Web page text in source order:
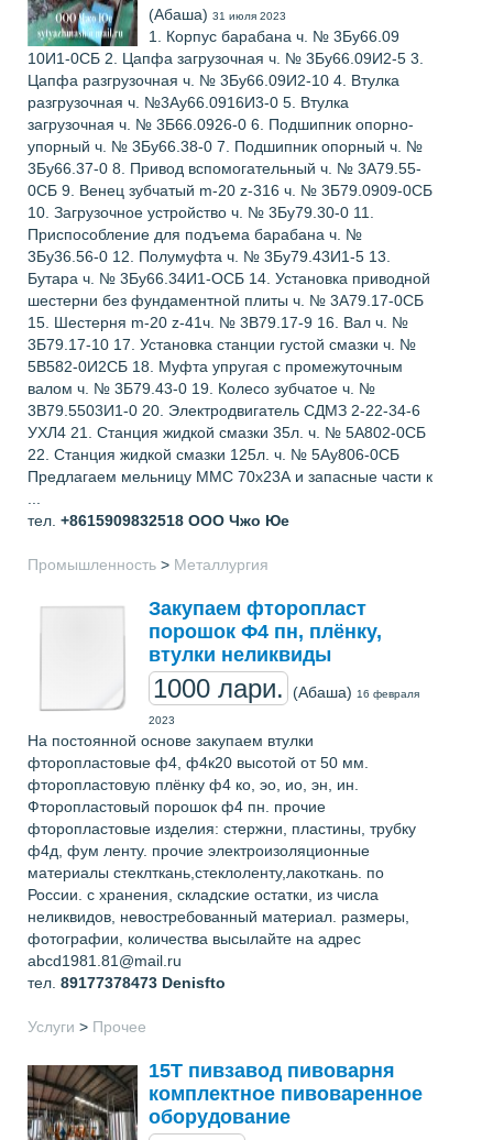
(Абаша) 31 июля 2023
1. Корпус барабана ч. № 3Бу66.09
10И1-0СБ 2. Цапфа загрузочная ч. № 3Бу66.09И2-5 3.
Цапфа разгрузочная ч. № 3Бу66.09И2-10 4. Втулка
разгрузочная ч. №3Ау66.0916И3-0 5. Втулка
загрузочная ч. № 3Б66.0926-0 6. Подшипник опорно-
упорный ч. № 3Бу66.38-0 7. Подшипник опорный ч. №
3Бу66.37-0 8. Привод вспомогательный ч. № 3А79.55-
0СБ 9. Венец зубчатый m-20 z-316 ч. № 3Б79.0909-0СБ
10. Загрузочное устройство ч. № 3Бу79.30-0 11.
Приспособление для подъема барабана ч. №
3Бу36.56-0 12. Полумуфта ч. № 3Бу79.43И1-5 13.
Бутара ч. № 3Бу66.34И1-ОСБ 14. Установка приводной
шестерни без фундаментной плиты ч. № 3А79.17-0СБ
15. Шестерня m-20 z-41ч. № 3В79.17-9 16. Вал ч. №
3Б79.17-10 17. Установка станции густой смазки ч. №
5В582-0И2СБ 18. Муфта упругая с промежуточным
валом ч. № 3Б79.43-0 19. Колесо зубчатое ч. №
3В79.5503И1-0 20. Электродвигатель СДМЗ 2-22-34-6
УХЛ4 21. Станция жидкой смазки 35л. ч. № 5А802-0СБ
22. Станция жидкой смазки 125л. ч. № 5Ау806-0СБ
Предлагаем мельницу ММС 70х23А и запасные части к
тел. +8615909832518 ООО Чжо Юе
Промышленность > Металлургия
Закупаем фторопласт
порошок Ф4 пн, плёнку,
втулки неликвиды
1000 лари. (Абаша) 16 февраля
2023
На постоянной основе закупаем втулки
фторопластовые ф4, ф4к20 высотой от 50 мм.
фторопластовую плёнку ф4 ко, эо, ио, эн, ин.
Фторопластовый порошок ф4 пн. прочие
фторопластовые изделия: стержни, пластины, трубку
ф4д, фум ленту. прочие электроизоляционные
материалы стеклткань,стеклоленту,лакоткань. по
России. с хранения, складские остатки, из числа
неликвидов, невостребованный материал. размеры,
фотографии, количества высылайте на адрес
abcd1981.81@mail.ru
тел. 89177378473 Denisfto
Услуги > Прочее
15Т пивзавод пивоварня
комплектное пивоваренное
оборудование